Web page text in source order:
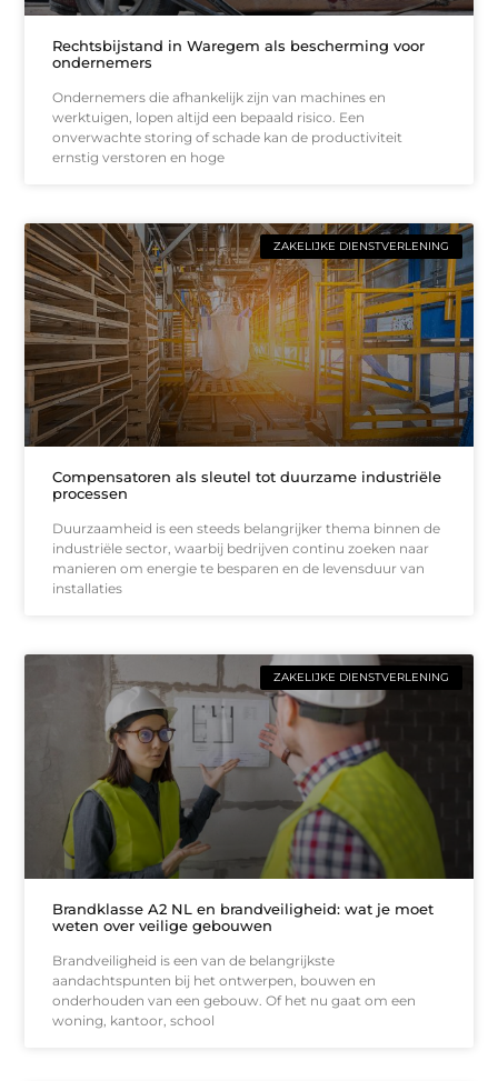
Rechtsbijstand in Waregem als bescherming voor
ondernemers
Ondernemers die afhankelijk zijn van machines en
werktuigen, lopen altijd een bepaald risico. Een
onverwachte storing of schade kan de productiviteit
ernstig verstoren en hoge
ZAKELIJKE DIENSTVERLENING
Compensatoren als sleutel tot duurzame industriële
processen
Duurzaamheid is een steeds belangrijker thema binnen de
industriële sector, waarbij bedrijven continu zoeken naar
manieren om energie te besparen en de levensduur van
installaties
ZAKELIJKE DIENSTVERLENING
Brandklasse A2 NL en brandveiligheid: wat je moet
weten over veilige gebouwen
Brandveiligheid is een van de belangrijkste
aandachtspunten bij het ontwerpen, bouwen en
onderhouden van een gebouw. Of het nu gaat om een
woning, kantoor, school